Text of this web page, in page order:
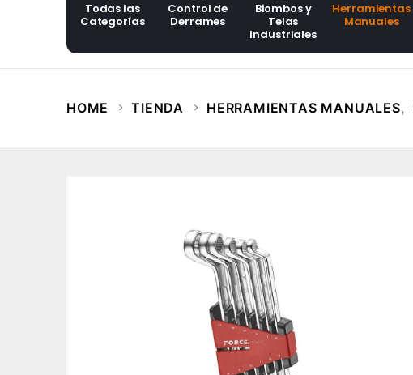
Todas las
Categorías
Control de
Derrames
Biombos y
Telas
Industriales
Herramientas
Manuales
HOME TIENDA HERRAMIENTAS MANUALES,